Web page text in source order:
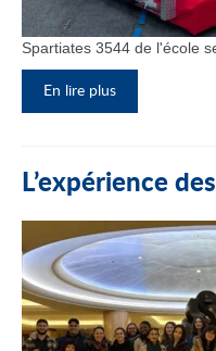
Spartiates 3544 de l'école
En lire plus
L’expérience